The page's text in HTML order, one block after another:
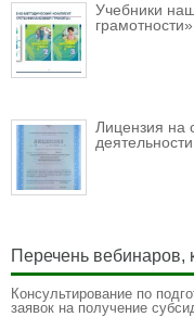
Учебники
Лицензия на
Перечень вебинаров,
Консультирование по
заявок на получение